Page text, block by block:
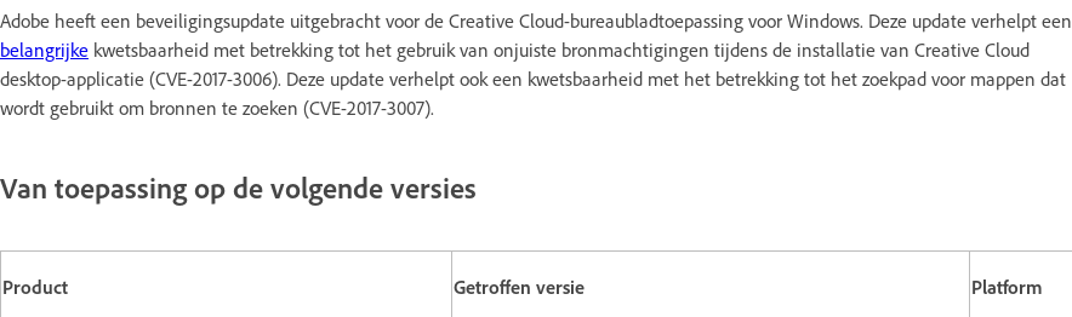
Adobe heeft een beveiligingsupdate uitgebracht voor de Creative Cloud-bureaubladtoepassing voor Windows. Deze update verhelpt een
belangrijke kwetsbaarheid met betrekking tot het gebruik van onjuiste bronmachtigingen tijdens de installatie van Creative Cloud
desktop-applicatie (CVE-2017-3006). Deze update verhelpt ook een kwetsbaarheid met het betrekking tot het zoekpad voor mappen dat
wordt gebruikt om bronnen te zoeken (CVE-2017-3007).
Van toepassing op de volgende versies
Product Getroffen versie Platform